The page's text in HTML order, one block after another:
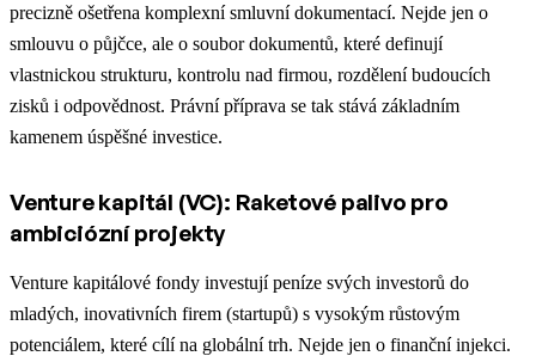
precizně ošetřena komplexní smluvní dokumentací. Nejde jen o
smlouvu o půjčce, ale o soubor dokumentů, které definují
vlastnickou strukturu, kontrolu nad firmou, rozdělení budoucích
zisků i odpovědnost. Právní příprava se tak stává základním
kamenem úspěšné investice.
Venture kapitál (VC): Raketové palivo pro
ambiciózní projekty
Venture kapitálové fondy investují peníze svých investorů do
mladých, inovativních firem (startupů) s vysokým růstovým
potenciálem, které cílí na globální trh. Nejde jen o finanční injekci.